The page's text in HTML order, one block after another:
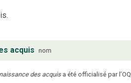
acquis nom
des acquis a été officialisé par